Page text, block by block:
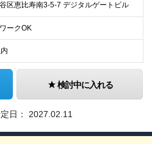
区恵比寿南3-5-7 デジタルゲートビル
ークOK
検討中に入れる
日： 2027.02.11